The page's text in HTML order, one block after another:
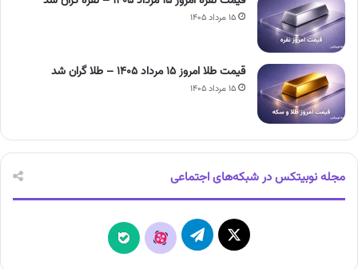
۱۵ مرداد ۱۴۰۵
قیمت طلا امروز ۱۵ مرداد ۱۴۰۵ – طلا گران شد
۱۵ مرداد ۱۴۰۵
مجله نوبیتکس در شبکه‌های اجتماعی
X تلگرام آپارات بله